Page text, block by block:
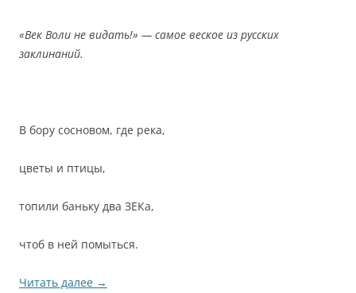
«Век Воли не видать!» — самое веское из русских
заклинаний.
В бору сосновом, где река,
цветы и птицы,
топили баньку два ЗЕКа,
чтоб в ней помыться.
Читать далее →